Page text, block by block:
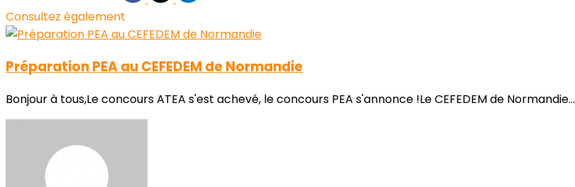
Consultez également
Préparation PEA au CEFEDEM de Normandie
Bonjour à tous,Le concours ATEA s'est achevé, le concours PEA s'annonce !Le CEFEDEM de Normandie...